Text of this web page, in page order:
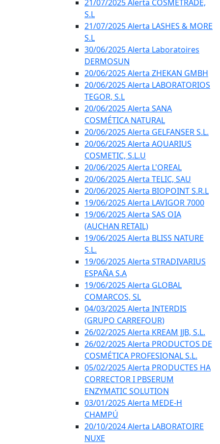
21/07/2025 Alerta COSMETRADE,
S.L
21/07/2025 Alerta LASHES & MORE
S.L
30/06/2025 Alerta Laboratoires
DERMOSUN
20/06/2025 Alerta ZHEKAN GMBH
20/06/2025 Alerta LABORATORIOS
TEGOR, S.L
20/06/2025 Alerta SANA
COSMÉTICA NATURAL
20/06/2025 Alerta GELFANSER S.L.
20/06/2025 Alerta AQUARIUS
COSMETIC, S.L.U
20/06/2025 Alerta L'OREAL
20/06/2025 Alerta TELIC, SAU
20/06/2025 Alerta BIOPOINT S.R.L
19/06/2025 Alerta LAVIGOR 7000
19/06/2025 Alerta SAS OIA
(AUCHAN RETAIL)
19/06/2025 Alerta BLISS NATURE
S.L.
19/06/2025 Alerta STRADIVARIUS
ESPAÑA S.A
19/06/2025 Alerta GLOBAL
COMARCOS, SL
04/03/2025 Alerta INTERDIS
(GRUPO CARREFOUR)
26/02/2025 Alerta KREAM JJB, S.L.
26/02/2025 Alerta PRODUCTOS DE
COSMÉTICA PROFESIONAL S.L.
05/02/2025 Alerta PRODUCTES HA
CORRECTOR I PBSERUM
ENZYMATIC SOLUTION
03/01/2025 Alerta MEDE-H
CHAMPÚ
20/10/2024 Alerta LABORATOIRE
NUXE